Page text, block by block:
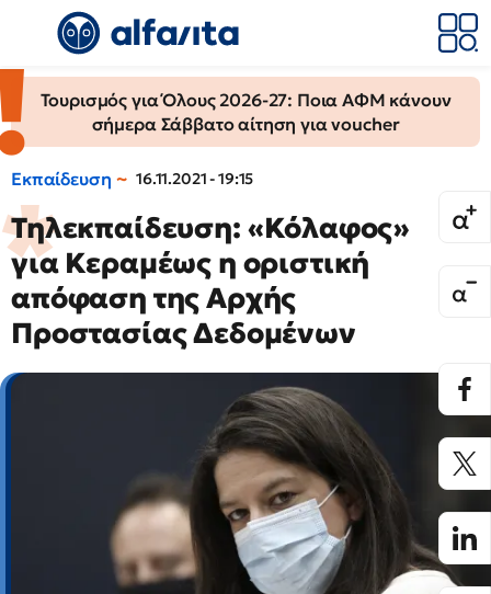
Τουρισμός για Όλους 2026-27: Ποια ΑΦΜ κάνουν
σήμερα Σάββατο αίτηση για voucher
Εκπαίδευση 16.11.2021 - 19:15
Τηλεκπαίδευση: «Κόλαφος»
για Κεραμέως η οριστική
απόφαση της Αρχής
Προστασίας Δεδομένων